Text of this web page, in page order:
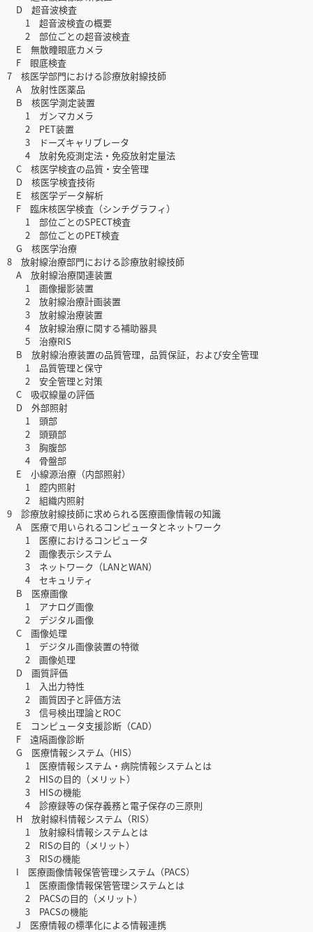
D 超音波検査
1 超音波検査の概要
2 部位ごとの超音波検査
E 無散瞳眼底カメラ
F 眼底検査
7 核医学部門における診療放射線技師
A 放射性医薬品
B 核医学測定装置
1 ガンマカメラ
2 PET装置
3 ドーズキャリブレータ
4 放射免疫測定法・免疫放射定量法
C 核医学検査の品質・安全管理
D 核医学検査技術
E 核医学データ解析
F 臨床核医学検査（シンチグラフィ）
1 部位ごとのSPECT検査
2 部位ごとのPET検査
G 核医学治療
8 放射線治療部門における診療放射線技師
A 放射線治療関連装置
1 画像撮影装置
2 放射線治療計画装置
3 放射線治療装置
4 放射線治療に関する補助器具
5 治療RIS
B 放射線治療装置の品質管理，品質保証，および安全管理
1 品質管理と保守
2 安全管理と対策
C 吸収線量の評価
D 外部照射
1 頭部
2 頭頸部
3 胸腹部
4 骨盤部
E 小線源治療（内部照射）
1 腔内照射
2 組織内照射
9 診療放射線技師に求められる医療画像情報の知識
A 医療で用いられるコンピュータとネットワーク
1 医療におけるコンピュータ
2 画像表示システム
3 ネットワーク（LANとWAN）
4 セキュリティ
B 医療画像
1 アナログ画像
2 デジタル画像
C 画像処理
1 デジタル画像装置の特徴
2 画像処理
D 画質評価
1 入出力特性
2 画質因子と評価方法
3 信号検出理論とROC
E コンピュータ支援診断（CAD）
F 遠隔画像診断
G 医療情報システム（HIS）
1 医療情報システム・病院情報システムとは
2 HISの目的（メリット）
3 HISの機能
4 診療録等の保存義務と電子保存の三原則
H 放射線科情報システム（RIS）
1 放射線科情報システムとは
2 RISの目的（メリット）
3 RISの機能
I 医療画像情報保管管理システム（PACS）
1 医療画像情報保管管理システムとは
2 PACSの目的（メリット）
3 PACSの機能
J 医療情報の標準化による情報連携